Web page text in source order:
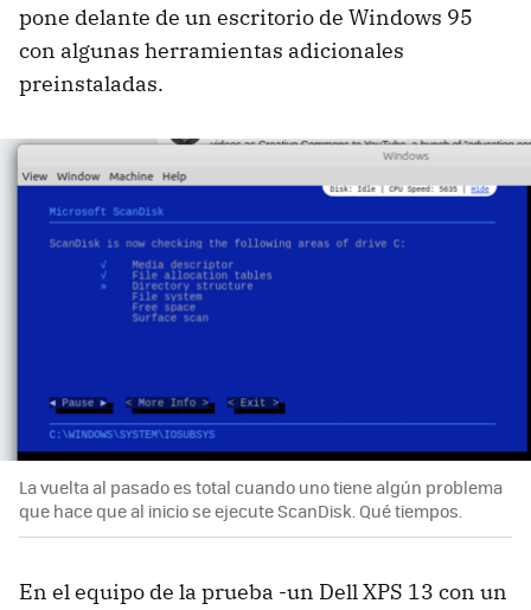
pone delante de un escritorio de Windows 95
con algunas herramientas adicionales
preinstaladas.
La vuelta al pasado es total cuando uno tiene algún problema
que hace que al inicio se ejecute ScanDisk. Qué tiempos.
En el equipo de la prueba -un Dell XPS 13 con un